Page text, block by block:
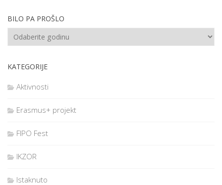
BILO PA PROŠLO
KATEGORIJE
Aktivnosti
Erasmus+ projekt
FIPO Fest
IKZOR
Istaknuto